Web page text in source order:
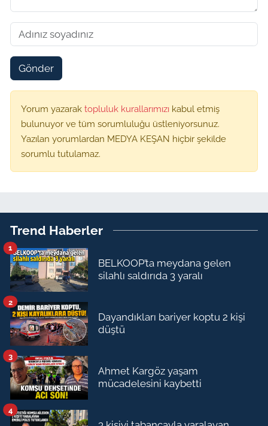
Gönder
Yorum yazarak topluluk kurallarımızı kabul etmiş
bulunuyor ve tüm sorumluluğu üstleniyorsunuz.
Yazılan yorumlardan MEDYA KEŞAN hiçbir şekilde
sorumlu tutulamaz.
Trend Haberler
BELKOOP’ta meydana gelen
silahlı saldırıda 3 yaralı
1
Dayandıkları bariyer koptu 2 kişi
düştü
2
Ahmet Kargöz yaşam
mücadelesini kaybetti
3
4